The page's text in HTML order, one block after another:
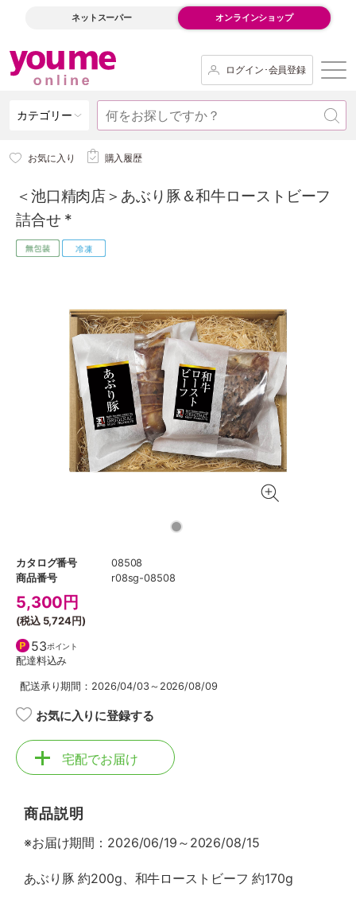
ネットスーパー オンラインショップ
ログイン･会員登録
カテゴリー
お気に入り 購入履歴
＜池口精肉店＞あぶり豚＆和牛ローストビーフ
詰合せ *
カタログ番号
08508
商品番号
r08sg-08508
5,300 円
(税込 5,724円)
53ポイント
配達料込み
配送承り期間：2026/04/03～2026/08/09
お気に入りに登録する
宅配でお届け
商品説明
※お届け期間：2026/06/19～2026/08/15
あぶり豚 約200g、和牛ローストビーフ 約170g